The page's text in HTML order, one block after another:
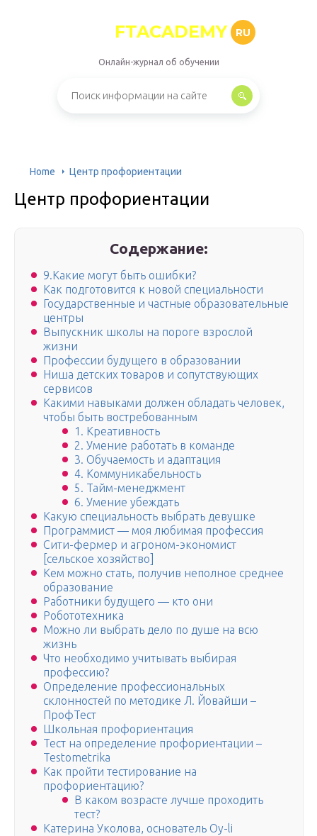
FTACADEMY RU
Онлайн-журнал об обучении
Home Центр профориентации
Центр профориентации
Содержание:
9.Какие могут быть ошибки?
Как подготовится к новой специальности
Государственные и частные образовательные
центры
Выпускник школы на пороге взрослой
жизни
Профессии будущего в образовании
Ниша детских товаров и сопутствующих
сервисов
Какими навыками должен обладать человек,
чтобы быть востребованным
1. Креативность
2. Умение работать в команде
3. Обучаемость и адаптация
4. Коммуникабельность
5. Тайм-менеджмент
6. Умение убеждать
Какую специальность выбрать девушке
Программист — моя любимая профессия
Сити-фермер и агроном-экономист
[сельское хозяйство]
Кем можно стать, получив неполное среднее
образование
Работники будущего — кто они
Робототехника
Можно ли выбрать дело по душе на всю
жизнь
Что необходимо учитывать выбирая
профессию?
Определение профессиональных
склонностей по методике Л. Йовайши –
ПрофТест
Школьная профориентация
Тест на определение профориентации –
Testometrika
Как пройти тестирование на
профориентацию?
В каком возрасте лучше проходить
тест?
Катерина Уколова, основатель Oy-li